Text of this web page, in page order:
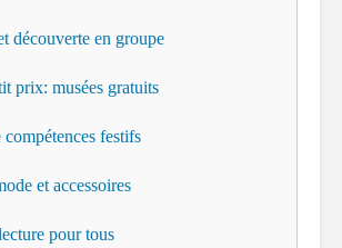
découverte en groupe
prix: musées gratuits
compétences festifs
et accessoires
pour tous